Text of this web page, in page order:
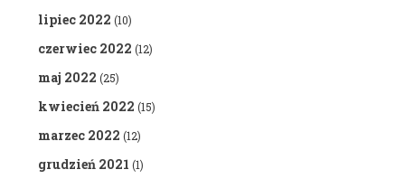
lipiec 2022 (10)
czerwiec 2022 (12)
maj 2022 (25)
kwiecień 2022 (15)
marzec 2022 (12)
grudzień 2021 (1)